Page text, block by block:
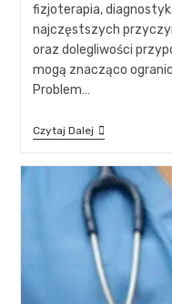
fizjoterapia,
najczęstszych
oraz dolegliwości
mogą znacząco
Problem…
Czytaj Dalej